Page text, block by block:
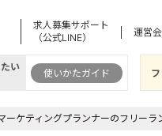
求人募集サポート
（公式LINE）
運営
い
使いかたガイド
ーケティングプランナーのフリーラ